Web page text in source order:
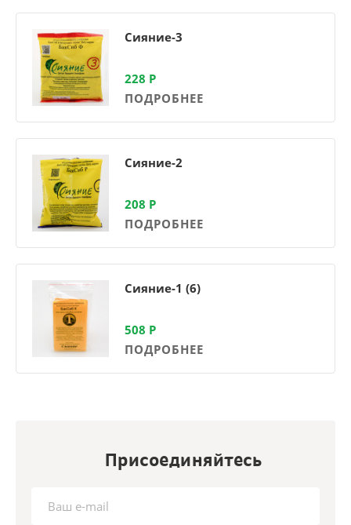
Сияние-3
228 Р
ПОДРОБНЕЕ
Сияние-2
208 Р
ПОДРОБНЕЕ
Сияние-1 (6)
508 Р
ПОДРОБНЕЕ
Присоединяйтесь